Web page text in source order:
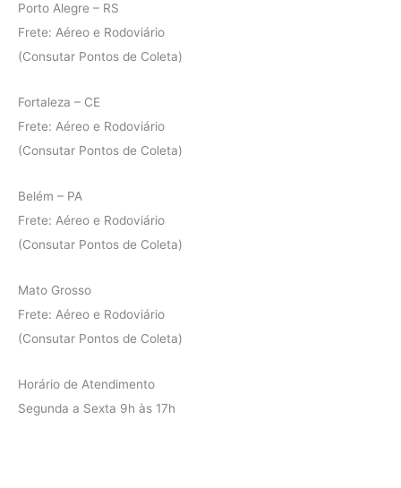
Porto Alegre – RS
Frete: Aéreo e Rodoviário
(Consutar Pontos de Coleta)
Fortaleza – CE
Frete: Aéreo e Rodoviário
(Consutar Pontos de Coleta)
Belém – PA
Frete: Aéreo e Rodoviário
(Consutar Pontos de Coleta)
Mato Grosso
Frete: Aéreo e Rodoviário
(Consutar Pontos de Coleta)
Horário de Atendimento
Segunda a Sexta 9h às 17h